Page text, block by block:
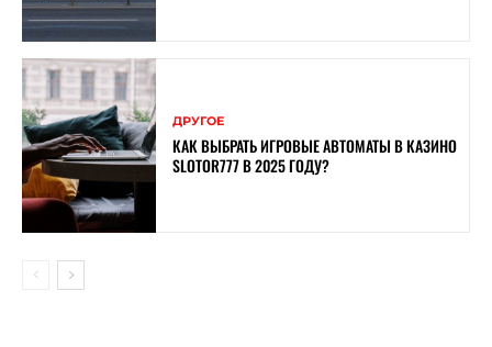
ДРУГОЕ
КАК ВЫБРАТЬ ИГРОВЫЕ АВТОМАТЫ В КАЗИНО
SLOTOR777 В 2025 ГОДУ?